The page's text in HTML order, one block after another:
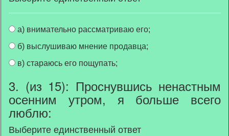
а) внимательно рассматриваю его;
б) выслушиваю мнение продавца;
в) стараюсь его пощупать;
3. (из 15): Проснувшись ненастным
осенним утром, я больше всего
люблю:
Выберите единственный ответ